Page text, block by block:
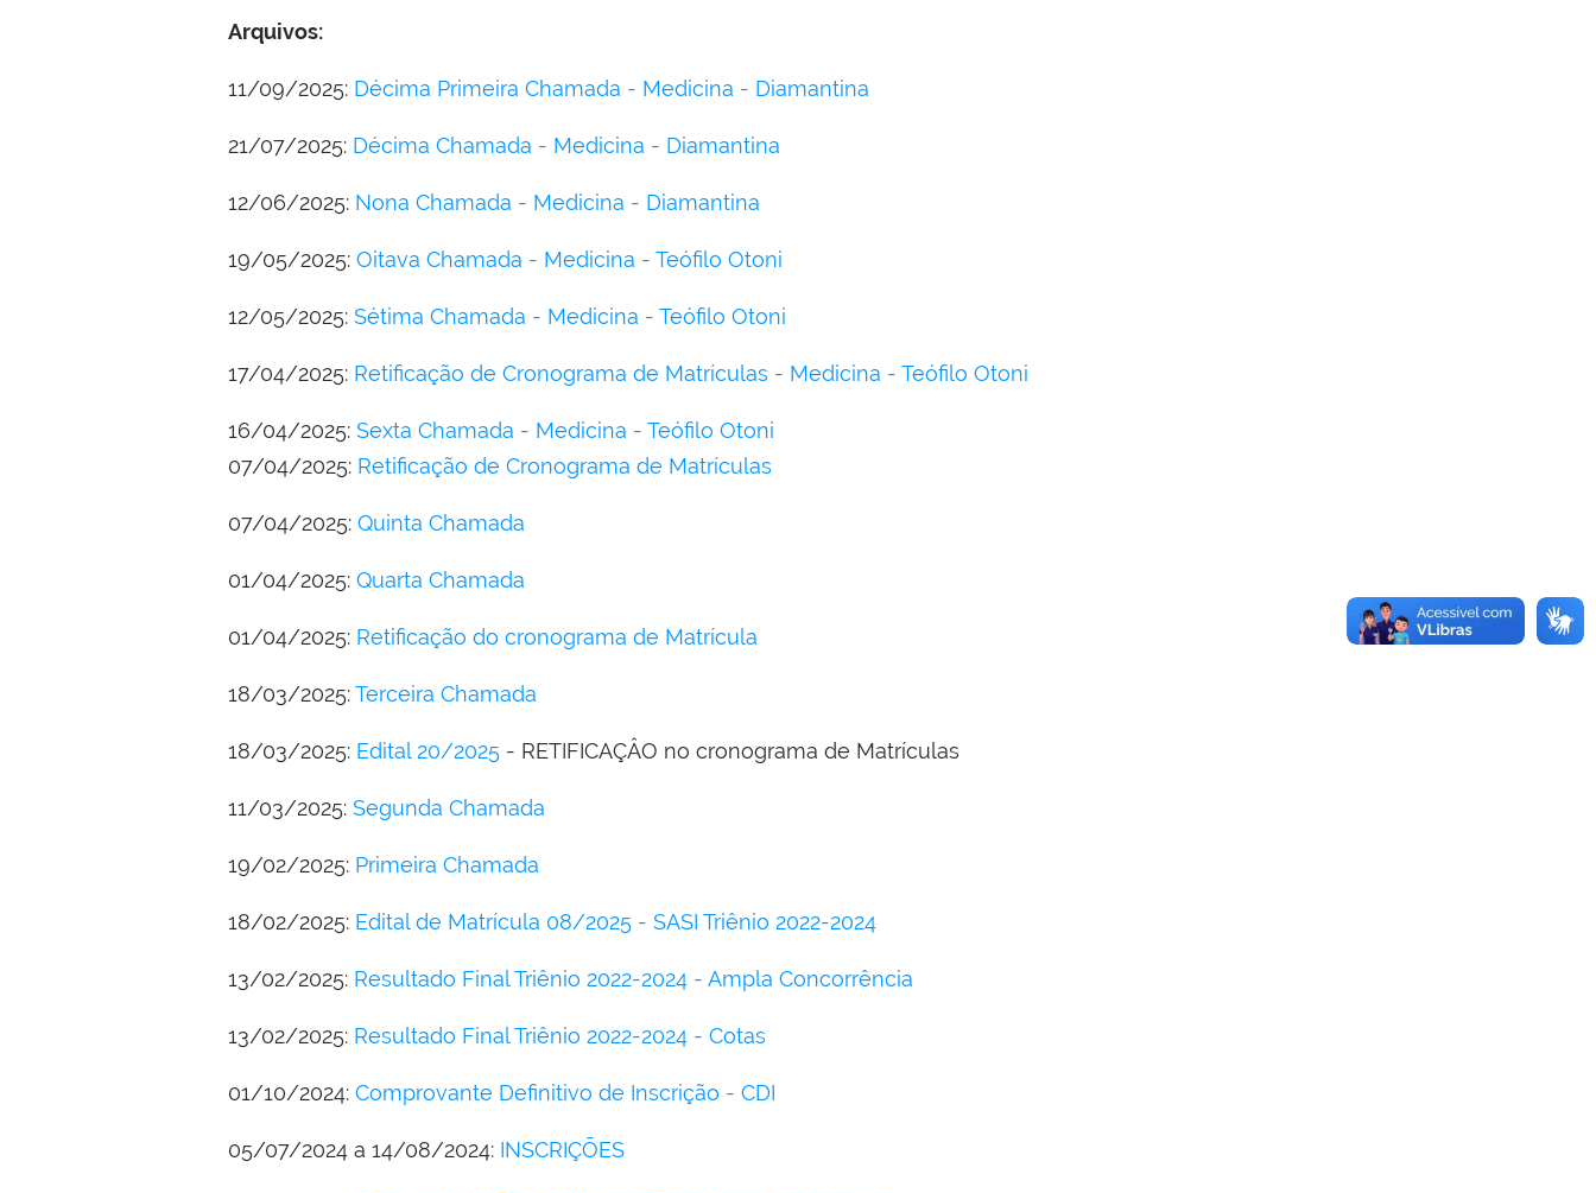
Arquivos:
11/09/2025: Décima Primeira Chamada - Medicina - Diamantina
21/07/2025: Décima Chamada - Medicina - Diamantina
12/06/2025: Nona Chamada - Medicina - Diamantina
19/05/2025: Oitava Chamada - Medicina - Teófilo Otoni
12/05/2025: Sétima Chamada - Medicina - Teófilo Otoni
17/04/2025: Retificação de Cronograma de Matrículas - Medicina - Teófilo Otoni
16/04/2025: Sexta Chamada - Medicina - Teófilo Otoni
07/04/2025: Retificação de Cronograma de Matrículas
07/04/2025: Quinta Chamada
01/04/2025: Quarta Chamada
01/04/2025: Retificação do cronograma de Matrícula
18/03/2025:Terceira Chamada
18/03/2025: Edital 20/2025 - RETIFICAÇÂO no cronograma de Matrículas
11/03/2025: Segunda Chamada
19/02/2025: Primeira Chamada
18/02/2025: Edital de Matrícula 08/2025 - SASI Triênio 2022-2024
13/02/2025: Resultado Final Triênio 2022-2024 - Ampla Concorrência
13/02/2025: Resultado Final Triênio 2022-2024 - Cotas
01/10/2024: Comprovante Definitivo de Inscrição - CDI
05/07/2024 a 14/08/2024: INSCRIÇÕES